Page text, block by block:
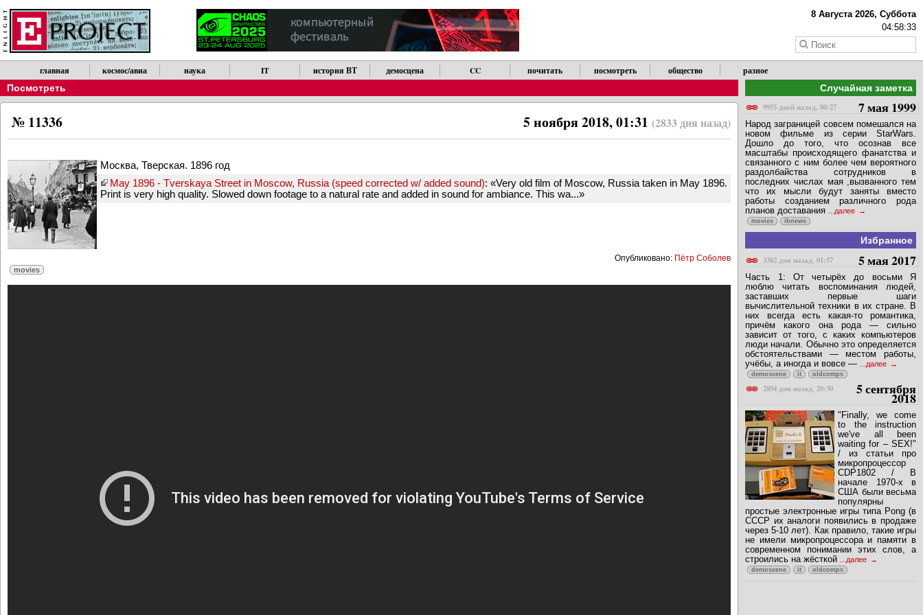
8 Августа 2026, Суббота
04:58:34
главная космос/авиа наука IT история ВТ демосцена CC почитать посмотреть общество разное
Посмотреть
5 ноября 2018, 01:31 (2833 дня назад)
№ 11336
Москва, Тверская. 1896 год
May 1896 - Tverskaya Street in Moscow, Russia (speed corrected w/ added sound): «Very old film of Moscow, Russia taken in May 1896.
Print is very high quality. Slowed down footage to a natural rate and added in sound for ambiance. This wa...»
Опубликовано: Пётр Соболев
movies
Случайная заметка
9955 дней назад, 00:27
7 мая 1999
Народ заграницей совсем помешался на
новом фильме из серии StarWars.
Дошло до того, что осознав все
масштабы происходящего фанатства и
связанного с ним более чем вероятного
раздолбайства сотрудников в
последних числах мая ,вызванного тем
что их мысли будут заняты вместо
работы созданием различного рода
планов доставания ...далее
movies ibnews
Избранное
3382 дня назад, 01:57
5 мая 2017
Часть 1: От четырёх до восьми Я
люблю читать воспоминания людей,
заставших первые шаги
вычислительной техники в их стране. В
них всегда есть какая-то романтика,
причём какого она рода — сильно
зависит от того, с каких компьютеров
люди начали. Обычно это определяется
обстоятельствами — местом работы,
учёбы, а иногда и вовсе —
...далее
demoscene it oldcomps
2894 дня назад, 20:30 5 сентября
2018
"Finally, we come
to the instruction
we've all been
waiting for – SEX!"
/ из статьи про
микропроцессор
CDP1802 / В
начале 1970-х в
США были весьма
популярны
простые электронные игры типа Pong (в
СССР их аналоги появились в продаже
через 5-10 лет). Как правило, такие игры
не имели микропроцессора и памяти в
современном понимании этих слов, а
строились на жёсткой
...далее
demoscene it oldcomps